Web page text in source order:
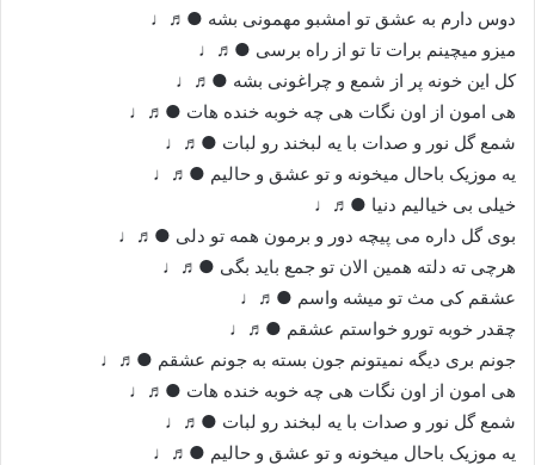
دوس دارم به عشق تو امشبو مهمونی بشه ●♬♩
میزو میچینم برات تا تو از راه برسی ●♬♩
کل این خونه پر از شمع و چراغونی بشه ●♬♩
هی امون از اون نگات هی چه خوبه خنده هات ●♬♩
شمع گل نور و صدات با یه لبخند رو لبات ●♬♩
یه موزیک باحال میخونه و تو عشق و حالیم ●♬♩
خیلی بی خیالیم دنیا ●♬♩
بوی گل داره می پیچه دور و برمون همه تو دلی ●♬♩
هرچی ته دلته همین الان تو جمع باید بگی ●♬♩
عشقم کی مث تو میشه واسم ●♬♩
چقدر خوبه تورو خواستم عشقم ●♬♩
جونم بری دیگه نمیتونم جون بسته به جونم عشقم ●♬♩
هی امون از اون نگات هی چه خوبه خنده هات ●♬♩
شمع گل نور و صدات با یه لبخند رو لبات ●♬♩
یه موزیک باحال میخونه و تو عشق و حالیم ●♬♩